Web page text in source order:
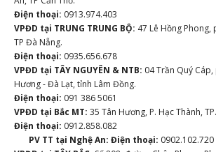
Điện thoại: 0913.974.403
VPĐD tại TRUNG TRUNG BỘ: 47 Lê Hồng Phong,
TP Đà Nẵng.
Điện thoại: 0935.656.678
VPĐD tại TÂY NGUYÊN & NTB: 04 Trần Quý
Hương - Đà Lạt, tỉnh Lâm Đồng.
Điện thoại: 091 386 5061
VPĐD tại Bắc MT: 35 Tân Hương, P. Hạc Thành,
Điện thoại: 0912.858.082
PV TT tại Nghệ An: Điện thoại: 0902.102.720